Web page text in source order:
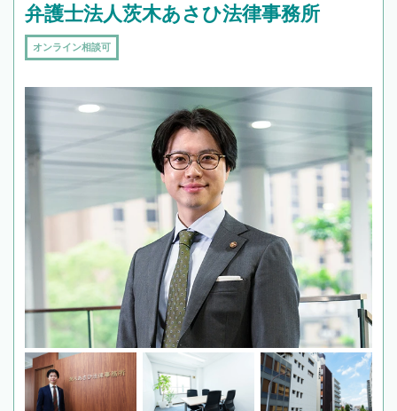
弁護士法人茨木あさひ法律事務所
オンライン相談可